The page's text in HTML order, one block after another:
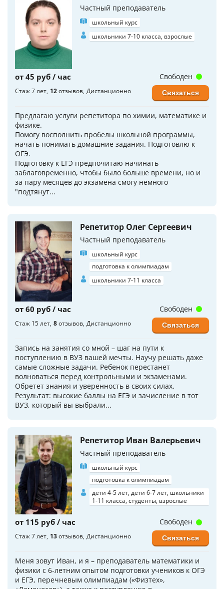
Частный преподаватель
школьный курс
школьники 7-10 класса, взрослые
от 45 руб / час
Стаж 7 лет 12отзывов Дистанционно
Предлагаю услуги репетитора по химии, математике и
физике.
Помогу восполнить пробелы школьной программы,
начать понимать домашние задания. Подготовлю к
ОГЭ.
Подготовку к ЕГЭ предпочитаю начинать
заблаговременно, чтобы было больше времени, но и
за пару месяцев до экзамена смогу немного
"подтянут...
Свободен
Связаться
Репетитор Олег Сергеевич
Частный преподаватель
школьный курс
подготовка к олимпиадам
школьники 7-11 класса
от 60 руб / час
Стаж 15 лет 8отзывов Дистанционно
Запись на занятия со мной – шаг на пути к
поступлению в ВУЗ вашей мечты. Научу решать даже
самые сложные задачи. Ребенок перестанет
волноваться перед контрольными и экзаменами.
Обретет знания и уверенность в своих силах.
Результат: высокие баллы на ЕГЭ и зачисление в тот
ВУЗ, который вы выбрали...
Свободен
Связаться
Репетитор Иван Валерьевич
Частный преподаватель
школьный курс
подготовка к олимпиадам
дети 4-5 лет, дети 6-7 лет, школьники
1-11 класса, студенты, взрослые
от 115 руб / час
Стаж 7 лет 13отзывов Дистанционно
Меня зовут Иван, и я – преподаватель математики и
физики с 6-летним опытом подготовки учеников к ОГЭ
и ЕГЭ, перечневым олимпиадам («Физтех»,
Свободен
Связаться